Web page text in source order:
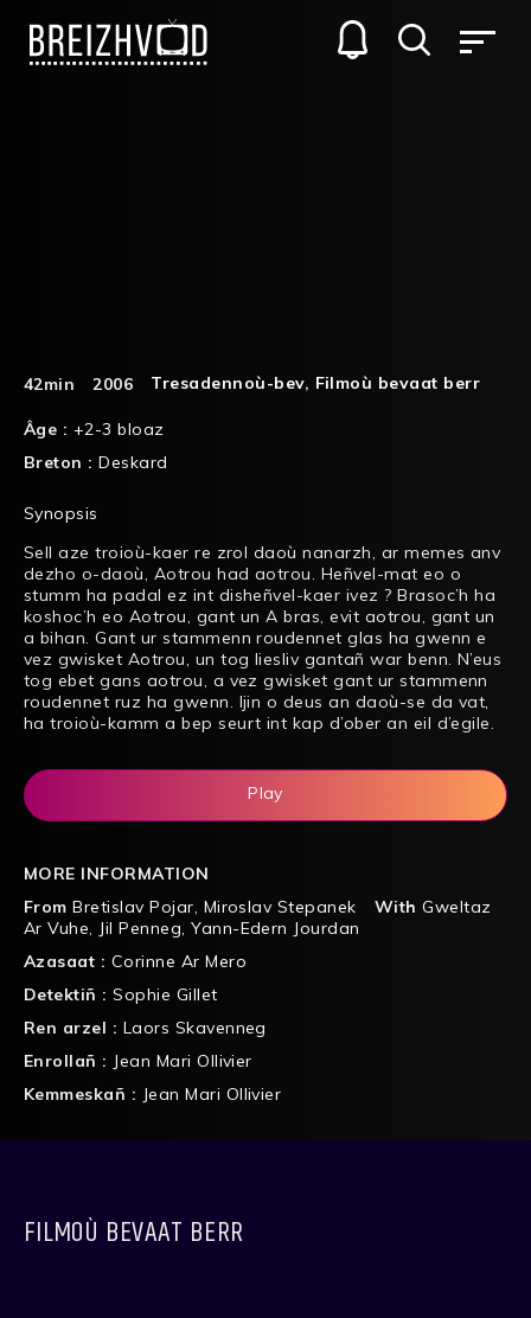
42min 2006 Tresadennoù-bev, Filmoù bevaat berr
Âge : +2-3 bloaz
Breton :Deskard
Synopsis
Sell aze troioù-kaer re zrol daoù nanarzh, ar memes anv
dezho o-daoù, Aotrou had aotrou. Heñvel-mat eo o
stumm ha padal ez int disheñvel-kaer ivez ? Brasoc’h ha
koshoc’h eo Aotrou, gant un A bras, evit aotrou, gant un
a bihan. Gant ur stammenn roudennet glas ha gwenn e
vez gwisket Aotrou, un tog liesliv gantañ war benn. N’eus
tog ebet gans aotrou, a vez gwisket gant ur stammenn
roudennet ruz ha gwenn. Ijin o deus an daoù-se da vat,
ha troioù-kamm a bep seurt int kap d’ober an eil d’egile.
Play
MORE INFORMATION
From Bretislav Pojar, Miroslav Stepanek With Gweltaz
Ar Vuhe, Jil Penneg,Yann-Edern Jourdan
Azasaat : Corinne Ar Mero
Detektiñ :Sophie Gillet
Ren arzel : Laors Skavenneg
Enrollañ : Jean Mari Ollivier
Kemmeskañ : Jean Mari Ollivier
FILMOÙ BEVAAT BERR